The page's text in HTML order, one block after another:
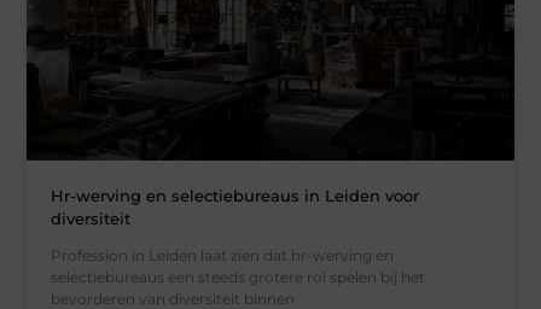
Hr-werving en selectiebureaus in Leiden voor
diversiteit
Profession in Leiden laat zien dat hr-werving en
selectiebureaus een steeds grotere rol spelen bij het
bevorderen van diversiteit binnen